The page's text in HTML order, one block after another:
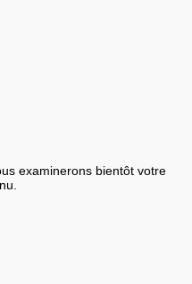
examinerons bientôt votre